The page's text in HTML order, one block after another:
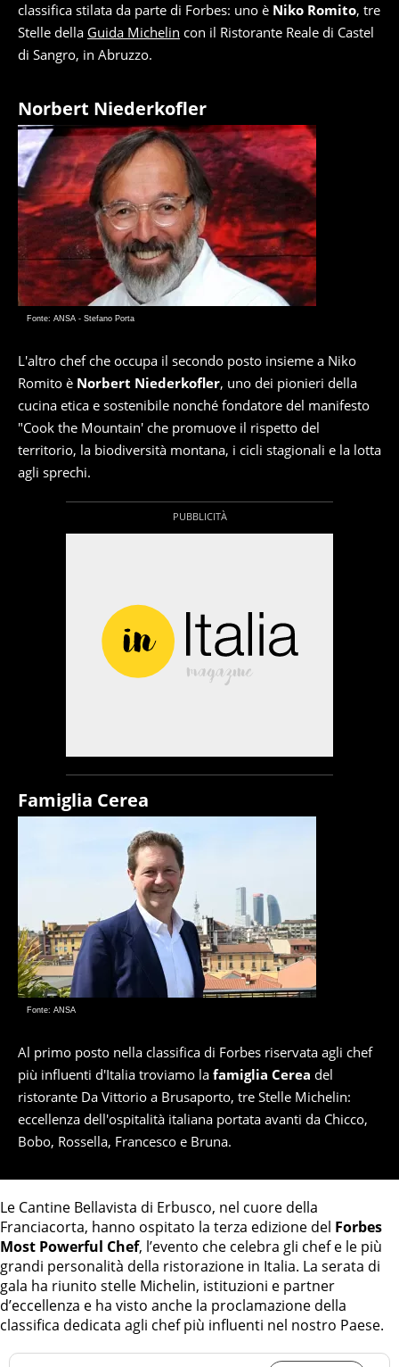
classifica stilata da parte di Forbes: uno è Niko Romito, tre
Stelle della Guida Michelin con il Ristorante Reale di Castel
di Sangro, in Abruzzo.
Norbert Niederkofler
Fonte: ANSA - Stefano Porta
L'altro chef che occupa il secondo posto insieme a Niko
Romito è Norbert Niederkofler, uno dei pionieri della
cucina etica e sostenibile nonché fondatore del manifesto
"Cook the Mountain' che promuove il rispetto del
territorio, la biodiversità montana, i cicli stagionali e la lotta
agli sprechi.
Famiglia Cerea
Fonte: ANSA
Al primo posto nella classifica di Forbes riservata agli chef
più influenti d'Italia troviamo la famiglia Cerea del
ristorante Da Vittorio a Brusaporto, tre Stelle Michelin:
eccellenza dell'ospitalità italiana portata avanti da Chicco,
Bobo, Rossella, Francesco e Bruna.
Le Cantine Bellavista di Erbusco, nel cuore della
Franciacorta, hanno ospitato la terza edizione del Forbes
Most Powerful Chef, l’evento che celebra gli chef e le più
grandi personalità della ristorazione in Italia. La serata di
gala ha riunito stelle Michelin, istituzioni e partner
d’eccellenza e ha visto anche la proclamazione della
classifica dedicata agli chef più influenti nel nostro Paese.